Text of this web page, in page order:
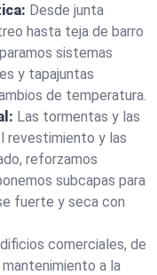
Desde junta
hasta teja de barro
sistemas
y tapajuntas
de temperatura.
Las tormentas y las
revestimiento y las
reforzamos
subcapas para
fuerte y seca con
comerciales, de
a la